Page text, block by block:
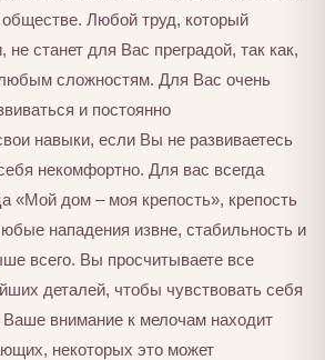
Любой труд, который
не станет для Вас преградой, так как,
сложностям. Для Вас очень
и постоянно
навыки, если Вы не развиваетесь
некомфортно. Для вас всегда
«Мой дом – моя крепость», крепость
нападения извне, стабильность и
всего. Вы просчитываете все
деталей, чтобы чувствовать себя
внимание к мелочам находит
некоторых это может